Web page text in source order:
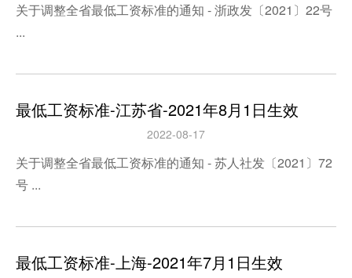
关于调整全省最低工资标准的通知 - 浙政发〔2021〕22号
...
最低工资标准-江苏省-2021年8月1日生效
2022-08-17
关于调整全省最低工资标准的通知 - 苏人社发〔2021〕72
号 ...
最低工资标准-上海-2021年7月1日生效